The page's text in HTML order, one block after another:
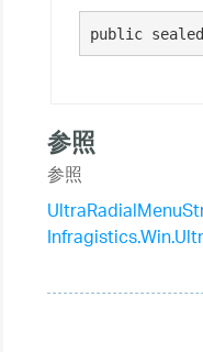
public
参照
参照